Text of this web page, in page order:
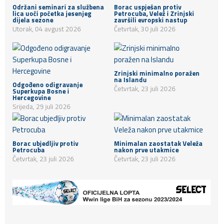
Održani seminari za službena
lica uoči početka jesenjeg
dijela sezone
Utorak, 04 avgust 2026
Borac uspješan protiv
Petrocuba, Velež i Zrinjski
završili evropski nastup
Četvrtak, 30 juli 2026
Odgođeno odigravanje
Superkupa Bosne i
Hercegovine
Srijeda, 29 juli 2026
Zrinjski minimalno poražen
na Islandu
Četvrtak, 23 juli 2026
Borac ubjedljiv protiv
Petrocuba
Četvrtak, 23 juli 2026
Minimalan zaostatak Veleža
nakon prve utakmice
Četvrtak, 23 juli 2026